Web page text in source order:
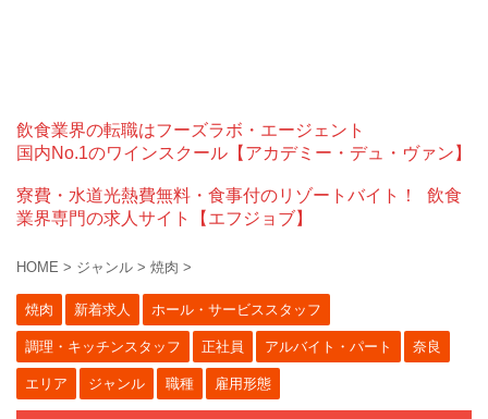
飲食業界の転職はフーズラボ・エージェント
国内No.1のワインスクール【アカデミー・デュ・ヴァン】
寮費・水道光熱費無料・食事付のリゾートバイト！
飲食
業界専門の求人サイト【エフジョブ】
HOME > ジャンル > 焼肉 >
焼肉 新着求人 ホール・サービススタッフ
調理・キッチンスタッフ 正社員 アルバイト・パート 奈良
エリア ジャンル 職種 雇用形態